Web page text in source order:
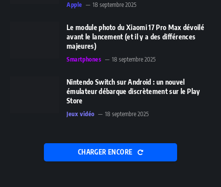
Apple 18 septembre 2025
Le module photo du Xiaomi 17 Pro Max dévoilé
avant le lancement (et il y a des différences
majeures)
Smartphones 18 septembre 2025
Nintendo Switch sur Android : un nouvel
émulateur débarque discrètement sur le Play
Store
Jeux vidéo 18 septembre 2025
CHARGER ENCORE